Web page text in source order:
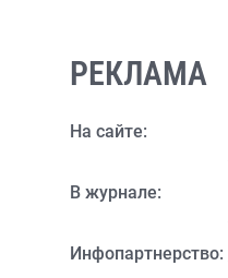
РЕКЛАМА
На сайте:
В журнале:
Инфопартнерство: